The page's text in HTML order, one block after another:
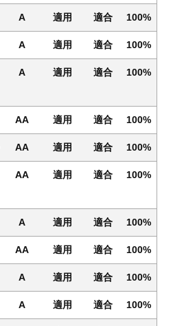
A 適用 適合 100%
A 適用 適合 100%
A 適用 適合 100%
AA 適用 適合 100%
AA 適用 適合 100%
AA 適用 適合 100%
A 適用 適合 100%
AA 適用 適合 100%
A 適用 適合 100%
A 適用 適合 100%